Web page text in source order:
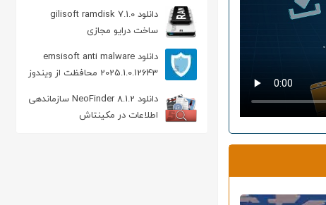
دانلود gilisoft ramdisk 7.1.0
ساخت درایو مجازی
دانلود emsisoft anti malware
2025.1.0.12643 محافظت از ویندوز
دانلود NeoFinder 8.1.2 سازماندهی
اطلاعات در مکینتاش